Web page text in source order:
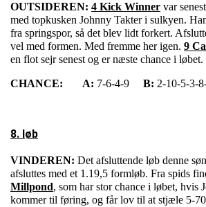
OUTSIDEREN: 4 Kick Winner var
med topkusken Johnny Takter i sulkyen.
fra springspor, så det blev lidt forkert.
vel med formen. Med fremme her igen. 9
en flot sejr senest og er næste chance i løbet.
CHANCE: A: 7-6-4-9 B: 2-10-5-3-
8. løb
VINDEREN: Det afsluttende løb denne
afsluttes med et 1.19,5 formløb. Fra spids
Millpond, som har stor chance i løbet, hvis
kommer til føring, og får lov til at stjæle 5-